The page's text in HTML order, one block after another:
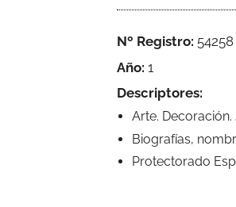
Nº Registro: 54258
Año: 1
Descriptores:
Arte. Decoración.
Biografías,
Protectorado